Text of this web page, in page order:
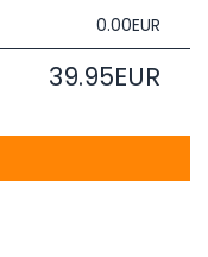
0.00EUR
39.95EUR